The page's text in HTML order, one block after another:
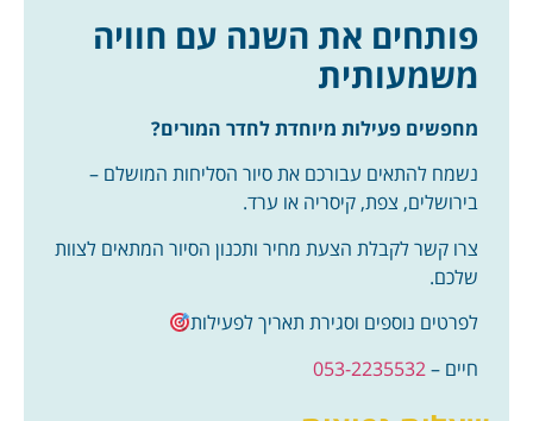
פותחים את השנה עם חוויה
משמעותית
מחפשים פעילות מיוחדת לחדר המורים?
נשמח להתאים עבורכם את סיור הסליחות המושלם –
בירושלים, צפת, קיסריה או ערד.
צרו קשר לקבלת הצעת מחיר ותכנון הסיור המתאים לצוות
שלכם.
לפרטים נוספים וסגירת תאריך לפעילות
חיים –053-2235532